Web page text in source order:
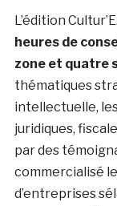
L’édition
heures de
zone et quatre
thématiques
intellectuelle,
juridiques,
par des
commercialisé
d’entreprises